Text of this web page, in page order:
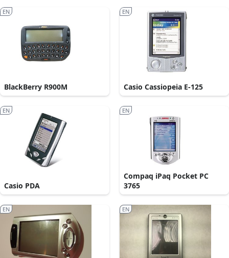
BlackBerry R900M
EN
Casio Cassiopeia E-125
EN
Casio PDA
EN
Compaq iPaq Pocket PC
3765
EN
EN EN